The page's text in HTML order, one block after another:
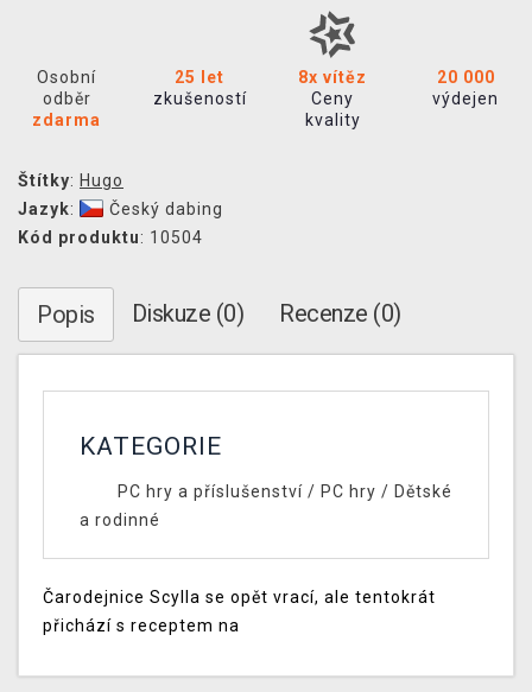
Osobní
odběr
zdarma
25 let
zkušeností
8x vítěz
Ceny
kvality
20 000
výdejen
Štítky: Hugo
Jazyk:
Český dabing
Kód produktu: 10504
Popis Diskuze (0) Recenze (0)
KATEGORIE
PC hry a příslušenství/ PC hry / Dětské
a rodinné
Čarodejnice Scylla se opět vrací, ale tentokrát
přichází s receptem na